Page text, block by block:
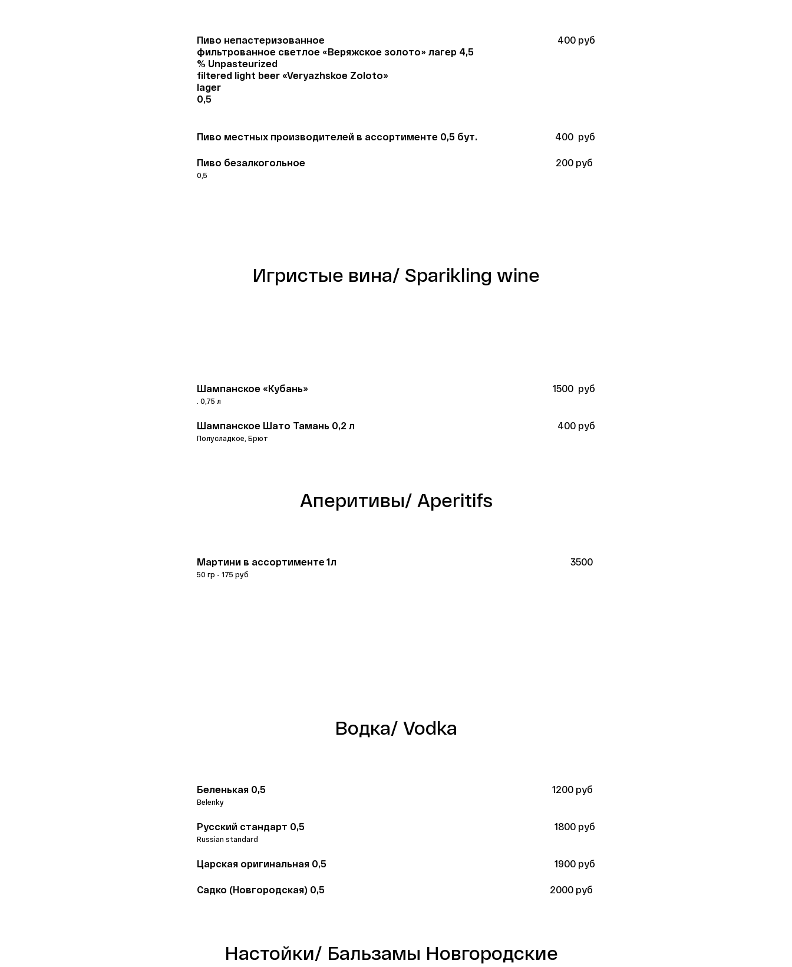
Пиво непастеризованное
фильтрованное светлое «Веряжское золото» лагер 4,5
% Unpasteurized
filtered light beer «Veryazhskoe Zoloto»
lager
0,5
400 руб
Пиво местных производителей в ассортименте 0,5 бут. 400  руб
Пиво безалкогольное
0,5
200 руб
Игристые вина/ Sparikling wine
Шампанское «Кубань»
. 0,75 л
1500  руб
Шампанское Шато Тамань 0,2 л
Полусладкое, Брют
400 руб
Аперитивы/ Aperitifs
Мартини в ассортименте 1л
50 гр - 175 руб
3500
Водка/ Vodka
Беленькая 0,5
Belenky
1200 руб
Русский стандарт 0,5
Russian standard
1800 руб
Царская оригинальная 0,5 1900 руб
Садко (Новгородская) 0,5 2000 руб
Настойки/ Бальзамы Новгородские